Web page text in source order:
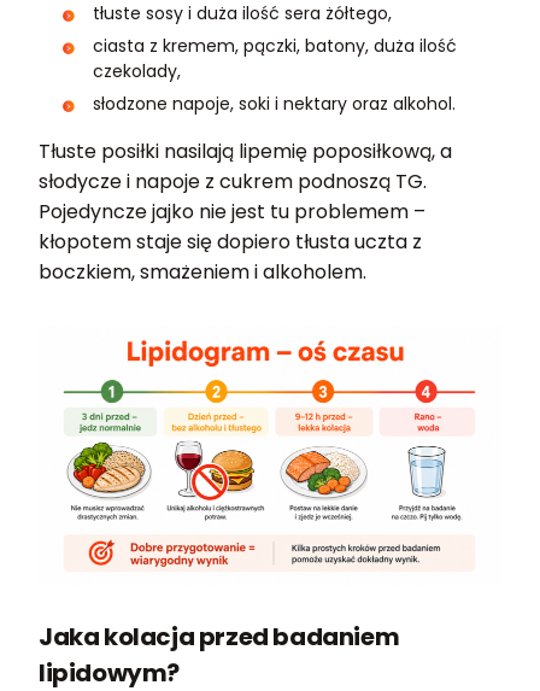
tłuste sosy i duża ilość sera żółtego,
ciasta z kremem, pączki, batony, duża ilość
czekolady,
słodzone napoje, soki i nektary oraz alkohol.
Tłuste posiłki nasilają lipemię poposiłkową, a
słodycze i napoje z cukrem podnoszą TG.
Pojedyncze jajko nie jest tu problemem –
kłopotem staje się dopiero tłusta uczta z
boczkiem, smażeniem i alkoholem.
Jaka kolacja przed badaniem
lipidowym?